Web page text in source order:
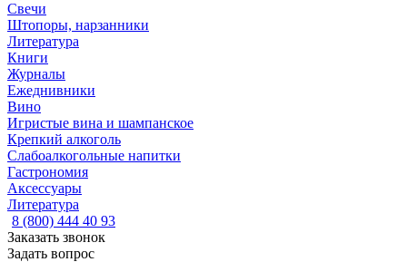
Свечи
Штопоры, нарзанники
Литература
Книги
Журналы
Ежеднивники
Вино
Игристые вина и шампанское
Крепкий алкоголь
Слабоалкогольные напитки
Гастрономия
Аксессуары
Литература
8 (800) 444 40 93
Заказать звонок
Задать вопрос